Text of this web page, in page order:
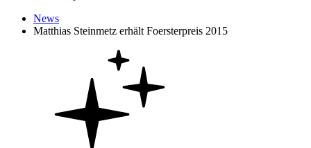
News
Matthias Steinmetz erhält Foersterpreis 2015